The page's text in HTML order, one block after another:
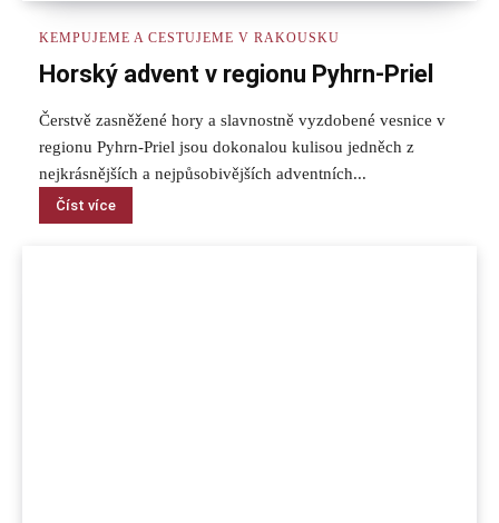
KEMPUJEME A CESTUJEME V RAKOUSKU
Horský advent v regionu Pyhrn-Priel
Čerstvě zasněžené hory a slavnostně vyzdobené vesnice v
regionu Pyhrn-Priel jsou dokonalou kulisou jedněch z
nejkrásnějších a nejpůsobivějších adventních...
Číst více